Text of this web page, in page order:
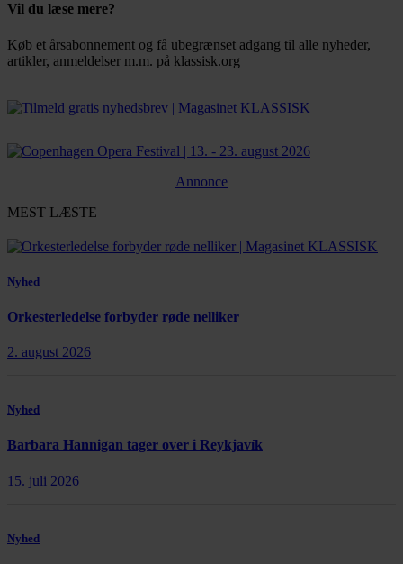
Vil du læse mere?
Køb et årsabonnement og få ubegrænset adgang til alle nyheder,
artikler, anmeldelser m.m. på klassisk.org
Annonce
MEST LÆSTE
Nyhed
Orkesterledelse forbyder røde nelliker
2. august 2026
Nyhed
Barbara Hannigan tager over i Reykjavík
15. juli 2026
Nyhed